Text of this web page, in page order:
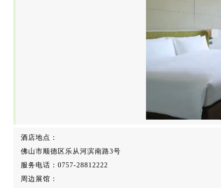
酒店地点：
佛山市顺德区乐从河滨南路3号
服务电话：0757-28812222
周边展馆：